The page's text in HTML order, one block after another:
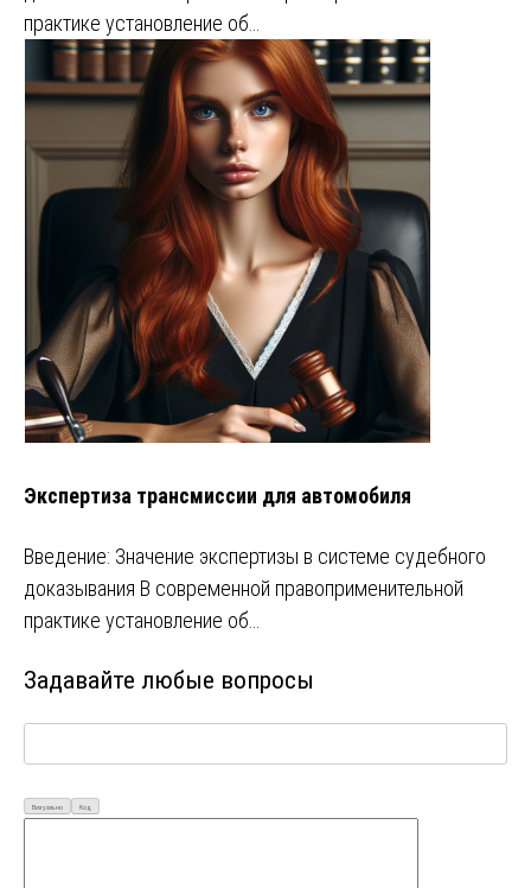
практике установление об…
Экспертиза трансмиссии для автомобиля
Введение: Значение экспертизы в системе судебного
доказывания В современной правоприменительной
практике установление об…
Задавайте любые вопросы
Визуально Код